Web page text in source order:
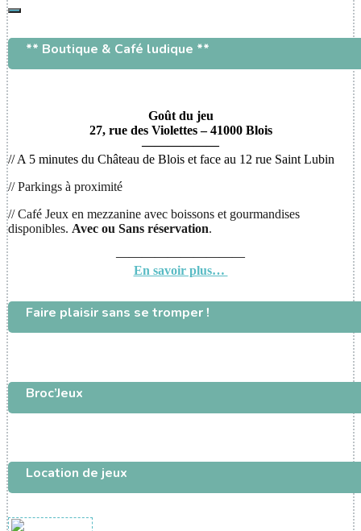
Rechercher
** Boutique & Café ludique **
Goût du jeu
27, rue des Violettes – 41000 Blois
——————
// A 5 minutes du Château de Blois et face au 12 rue Saint Lubin
// Parkings à proximité
// Café Jeux en mezzanine avec boissons et gourmandises
disponibles. Avec ou Sans réservation.
——————————
En savoir plus…
Faire plaisir sans se tromper !
Broc’Jeux
Location de jeux